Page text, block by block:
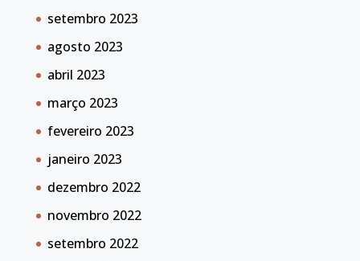
setembro 2023
agosto 2023
abril 2023
março 2023
fevereiro 2023
janeiro 2023
dezembro 2022
novembro 2022
setembro 2022